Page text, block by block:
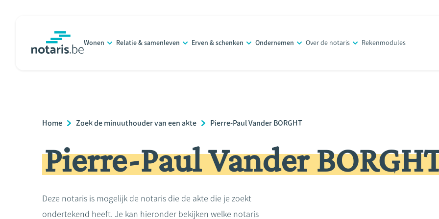
Wonen Relatie & samenleven Erven & schenken Ondernemen Over de notaris Rekenmodules
Breadcrumb
Home Zoek de minuuthouder van een akte Pierre-Paul Vander BORGHT
Pierre-Paul Vander
Deze notaris is mogelijk de notaris die de akte die je zoekt
ondertekend heeft. Je kan hieronder bekijken welke notaris